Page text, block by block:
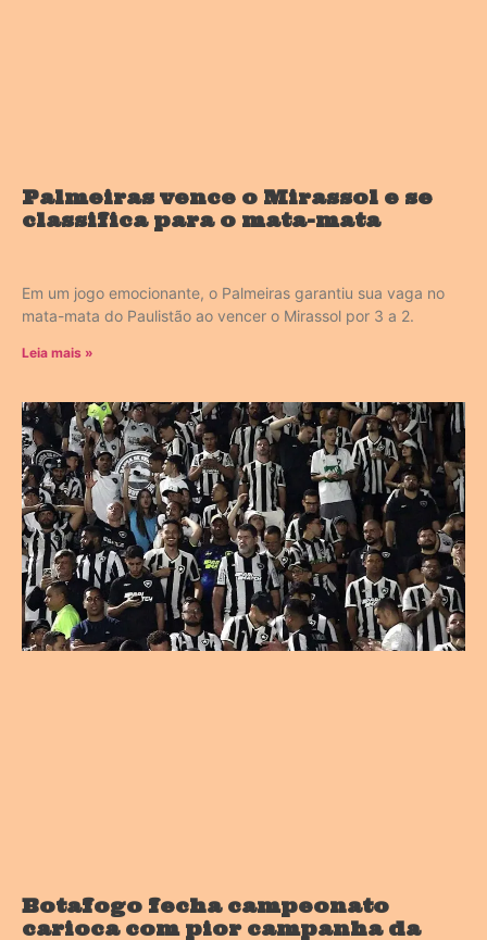
Palmeiras vence o Mirassol e se
classifica para o mata-mata
Em um jogo emocionante, o Palmeiras garantiu sua vaga no
mata-mata do Paulistão ao vencer o Mirassol por 3 a 2.
Leia mais »
Botafogo fecha campeonato
carioca com pior campanha da